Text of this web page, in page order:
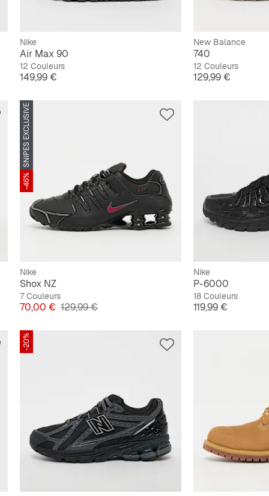
Nike
Air Max 90
12 Couleurs
Prix
149,99 €
New Balance
740
12 Couleurs
Prix
129,99 €
SNIPES EXCLUSIVE
-46%
Nike
Shox NZ
7 Couleurs
Prix
70,00 € Prix original
129,99 €
Nike
P-6000
18 Couleurs
Prix
119,99 €
-20%